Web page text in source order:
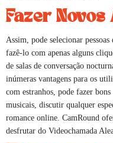
Fazer Novos
Assim, pode selecionar
fazê-lo com apenas alguns
de salas de conversação
inúmeras vantagens para os
com estranhos, pode fazer
musicais, discutir qualquer
romance online. CamRound
desfrutar do Videochamada